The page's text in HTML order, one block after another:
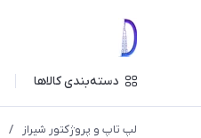
دسته‌بندی کالاها
لپ تاپ و پروژکتور شیراز /